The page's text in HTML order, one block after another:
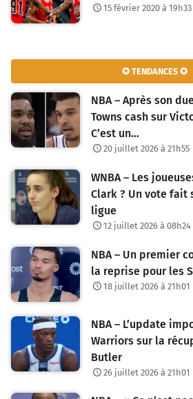
15 février 2020 à 19h33
✪ TENDANCES ✪
NBA – Après son
Towns cash sur
C’est un…
20 juillet 2026 à 21h55
WNBA – Les
Clark ? Un vote fait
ligue
12 juillet 2026 à 08h24
NBA – Un premier
la reprise pour les
18 juillet 2026 à 21h01
NBA – L’update
Warriors sur la
Butler
26 juillet 2026 à 21h01